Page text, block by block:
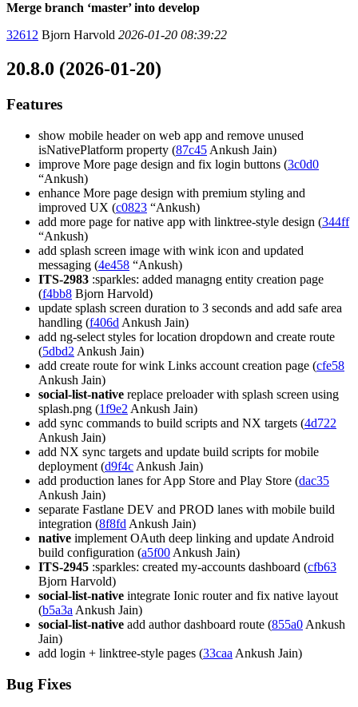
Merge branch ‘master’ into develop
32612 Bjorn Harvold 2026-01-20 08:39:22
20.8.0 (2026-01-20)
Features
show mobile header on web app and remove unused
isNativePlatform property (87c45 Ankush Jain)
improve More page design and fix login buttons (3c0d0
“Ankush)
enhance More page design with premium styling and
improved UX (c0823 “Ankush)
add more page for native app with linktree-style design (344ff
“Ankush)
add splash screen image with wink icon and updated
messaging (4e458 “Ankush)
ITS-2983 :sparkles: added managng entity creation page
(f4bb8 Bjorn Harvold)
update splash screen duration to 3 seconds and add safe area
handling (f406d Ankush Jain)
add ng-select styles for location dropdown and create route
(5dbd2 Ankush Jain)
add create route for wink Links account creation page (cfe58
Ankush Jain)
social-list-native replace preloader with splash screen using
splash.png (1f9e2 Ankush Jain)
add sync commands to build scripts and NX targets (4d722
Ankush Jain)
add NX sync targets and update build scripts for mobile
deployment (d9f4c Ankush Jain)
add production lanes for App Store and Play Store (dac35
Ankush Jain)
separate Fastlane DEV and PROD lanes with mobile build
integration (8f8fd Ankush Jain)
native implement OAuth deep linking and update Android
build configuration (a5f00 Ankush Jain)
ITS-2945 :sparkles: created my-accounts dashboard (cfb63
Bjorn Harvold)
social-list-native integrate Ionic router and fix native layout
(b5a3a Ankush Jain)
social-list-native add author dashboard route (855a0 Ankush
Jain)
add login + linktree-style pages (33caa Ankush Jain)
Bug Fixes